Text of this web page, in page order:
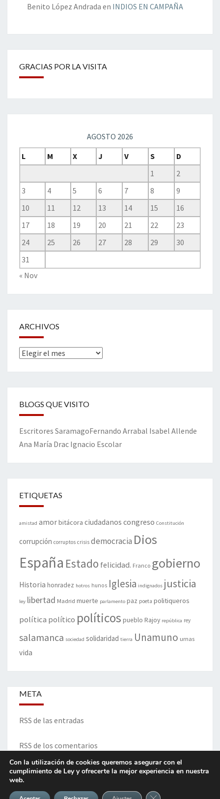
Benito López Andrada en INDIOS EN CAMPAÑA
GRACIAS POR LA VISITA
AGOSTO 2026
L
M X J V S
D
1
2
3
4 5 6 7 8
9
10
11 12 13 14 15
16
17
18 19 20 21 22
23
24
25 26 27 28 29
30
31
« Nov
ARCHIVOS
Archivos
BLOGS QUE VISITO
Escritores SaramagoFernando Arrabal Isabel Allende
Ana María Drac Ignacio Escolar
ETIQUETAS
amistad amorbitácora ciudadanos congreso Constitución
corrupción corruptos crisis democracia Dios
España Estado felicidad. Franco gobierno
Historia honradez hotros hunos Iglesia indignados justicia
ley libertad Madrid muerte parlamento paz poeta politiqueros
política político políticos pueblo Rajoy república rey
salamanca sociedad solidaridad tierra Unamuno urnas
vida
META
RSS de las entradas
RSS de los comentarios
ITINERARIO DE VIDA Y OPINIONES - Francisco Blanco Prieto
Con la utilización de cookies queremos asegurar con el
cumplimiento de Ley y ofrecerte la mejor experiencia en nuestra
web.
Cerrar el banner de